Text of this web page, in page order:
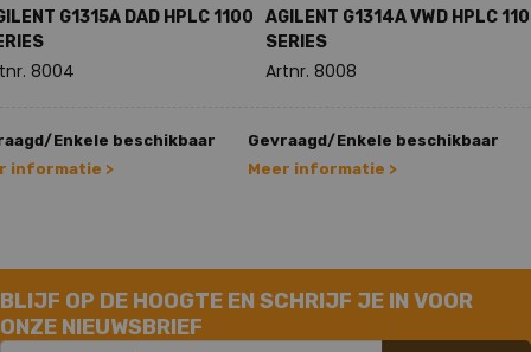
G1315A DAD HPLC 1100
8004
Enkele beschikbaar
informatie >
AGILENT G1314A VWD HPLC
SERIES
Artnr. 8008
Gevraagd/Enkele beschikbaar
Meer informatie >
BLIJF OP DE HOOGTE EN SCHRIJF JE IN VOOR
ONZE NIEUWSBRIEF